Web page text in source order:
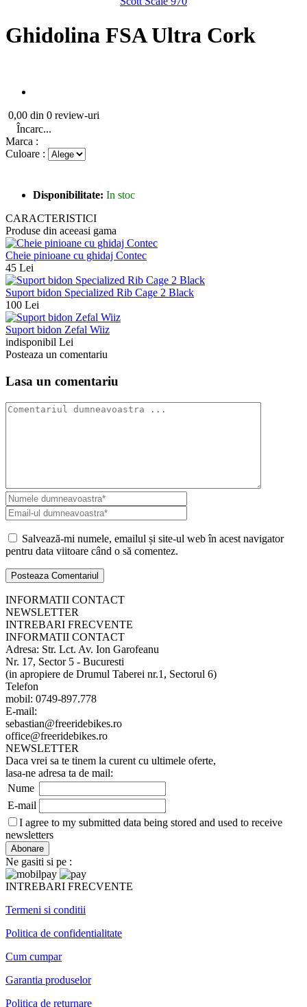
Ghidolina FSA Ultra Cork
0,00 din 0 review-uri
Încarc...
Marca :
Culoare :
Disponibilitate: In stoc
CARACTERISTICI
Produse din aceeasi gama
Cheie pinioane cu ghidaj Contec
45 Lei
Suport bidon Specialized Rib Cage 2 Black
100 Lei
Suport bidon Zefal Wiiz
indisponibil Lei
Posteaza un comentariu
Lasa un comentariu
Salvează-mi numele, emailul și site-ul web în acest navigator
pentru data viitoare când o să comentez.
INFORMATII CONTACT
NEWSLETTER
INTREBARI FRECVENTE
INFORMATII CONTACT
Adresa: Str. Lct. Av. Ion Garofeanu
Nr. 17, Sector 5 - Bucuresti
(in apropiere de Drumul Taberei nr.1, Sectorul 6)
Telefon
mobil: 0749-897.778
E-mail:
sebastian@freeridebikes.ro
office@freeridebikes.ro
NEWSLETTER
Daca vrei sa te tinem la curent cu ultimele oferte,
lasa-ne adresa ta de mail:
Nume
E-mail
I agree to my submitted data being stored and used to receive
newsletters
Ne gasiti si pe :
INTREBARI FRECVENTE
Termeni si conditii
Politica de confidentialitate
Cum cumpar
Garantia produselor
Politica de returnare